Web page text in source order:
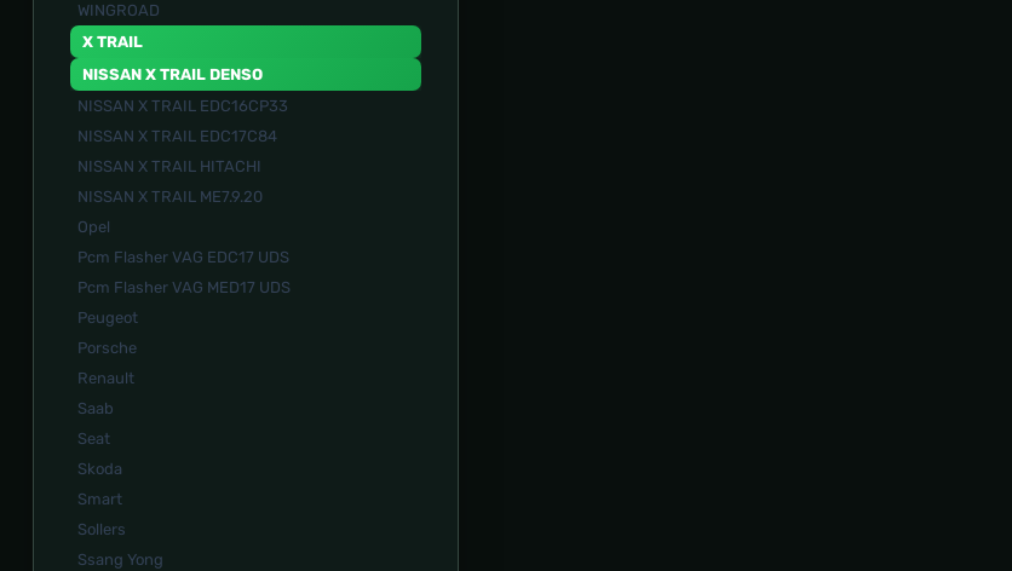
WINGROAD
X TRAIL
NISSAN X TRAIL DENSO
NISSAN X TRAIL EDC16CP33
NISSAN X TRAIL EDC17C84
NISSAN X TRAIL HITACHI
NISSAN X TRAIL ME7.9.20
Opel
Pcm Flasher VAG EDC17 UDS
Pcm Flasher VAG MED17 UDS
Peugeot
Porsche
Renault
Saab
Seat
Skoda
Smart
Sollers
Ssang Yong